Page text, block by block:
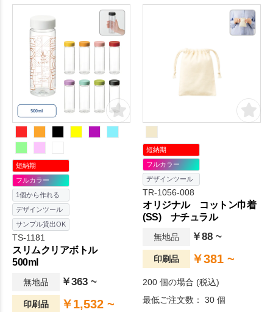
短納期
フルカラー
1個から作れる
デザインツール
サンプル貸出OK
TS-1181
スリムクリアボトル
500ml
無地品 ￥363 ~
印刷品 ￥1,532 ~
短納期
フルカラー
デザインツール
TR-1056-008
オリジナル コットン巾着
(SS) ナチュラル
無地品 ￥88 ~
印刷品 ￥381 ~
200 個の場合 (税込)
最低ご注文数： 30 個